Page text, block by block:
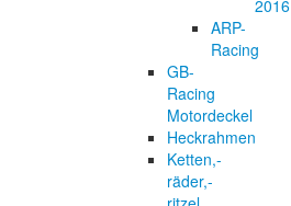
2016
ARP-
Racing
GB-
Racing
Motordeckel
Heckrahmen
Ketten,-
räder,-